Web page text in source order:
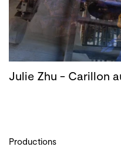
Julie Zhu - Carillon
Productions